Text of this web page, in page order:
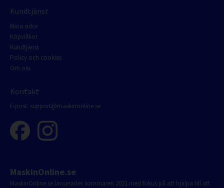
Kundtjänst
Mina sidor
Köpvillkor
Kundtjänst
Policy och cookies
Om oss
Kontakt
E-post: support@maskinonline.se
MaskinOnline.se
MaskinOnline.se lanserades sommaren 2021 med fokus på att hjälpa till att